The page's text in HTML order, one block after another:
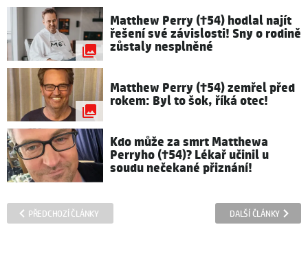
Matthew Perry (†54) hodlal najít
řešení své závislosti! Sny o rodině
zůstaly nesplněné
Matthew Perry (†54) zemřel před
rokem: Byl to šok, říká otec!
Kdo může za smrt Matthewa
Perryho (†54)? Lékař učinil u
soudu nečekané přiznání!
PŘEDCHOZÍ ČLÁNKY DALŠÍ ČLÁNKY